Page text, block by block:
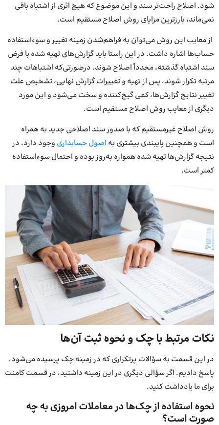
شود. اصلاح راحت‌تر سند و این موضوع که هیچ اثری از اشتباه باقی
نمی‌ماند، بارزترین مزایای روش اصلاح مستقیم است.
از معایب این روش می‌توان به فراهم‌شدن زمینه تغییر و سوءاستفاده
حساب‌ها اشاره داشت. در این راستا باید گزارش‌های تهیه شده با فرض
سند اشتباه گذشته، مجدداً اصلاح شوند. درصورتی‌که اشتباهات چند
مرتبه تکرار شوند، پس از تهیه و تغییرات گزارش نهایی، تشخیص علت
تغییر نتایج گزارش‌ها، کمی گیج‌کننده و سخت می‌شود و این مورد
دیگری از معایب روش اصلاح مستقیم است.
روش اصلاح غیرمستقیم که با صدور سند اصلاحی جدید به همراه
است و همچنین پایبندی بیشتری به اصول حسابداری وجود دارد. در
نتیجه گزارش‌ها تهیه شده همواره به‌روز بوده و احتمال سوءاستفاده
کمتر است.
نکات مرتبط با چک و نحوه ثبت آن‌ها
در این قسمت به سؤالات پرتکراری که در زمینه چک پرسیده می‌شود،
پاسخ دادیم. اگر سؤالی دیگری در این زمینه داشتید، در قسمت کامنت
برای ما یادداشت کنید.
نحوه استفاده از چک‌ها در معاملات امروزی به چه
صورت است؟